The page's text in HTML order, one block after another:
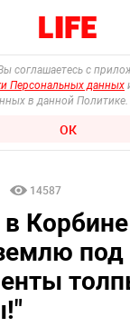
соглашаетесь с
Персональных данных
в данной Политике.
ОК
14587
под